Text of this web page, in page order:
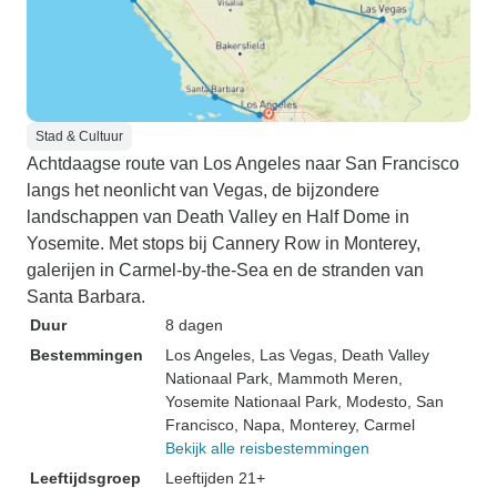
Stad & Cultuur
Achtdaagse route van Los Angeles naar San Francisco
langs het neonlicht van Vegas, de bijzondere
landschappen van Death Valley en Half Dome in
Yosemite. Met stops bij Cannery Row in Monterey,
galerijen in Carmel-by-the-Sea en de stranden van
Santa Barbara.
Duur
8 dagen
Bestemmingen
Los Angeles , Las Vegas , Death Valley
Nationaal Park , Mammoth Meren
Yosemite Nationaal Park , Modesto , San
Francisco , Napa , Monterey, Carmel
Bekijk alle reisbestemmingen
Leeftijdsgroep
Leeftijden 21+